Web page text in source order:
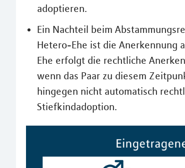
adoptieren.
Ein Nachteil beim
Hetero-Ehe ist die Anerkennung
Ehe erfolgt die rechtliche
wenn das Paar zu diesem
hingegen nicht automatisch
Stiefkindadoption.